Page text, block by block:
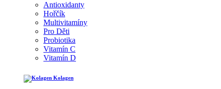
Antioxidanty
Hořčík
Multivitamíny
Pro Děti
Probiotika
Vitamín C
Vitamín D
Kolagen